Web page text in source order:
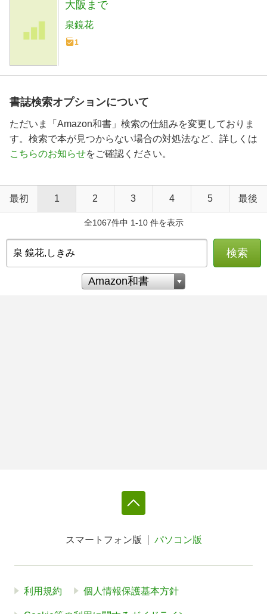
大阪まで
泉鏡花
1
書誌検索オプションについて
ただいま「Amazon和書」検索の仕組みを変更しておりま
す。検索で本が見つからない場合の対処法など、詳しくは
こちらのお知らせをご確認ください。
最初 1 2 3 4 5 最後
全1067件中 1-10 件を表示
検索
スマートフォン版 パソコン版
利用規約 個人情報保護基本方針